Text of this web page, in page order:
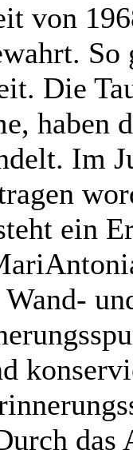
von
So
Die
haben
Im
ein